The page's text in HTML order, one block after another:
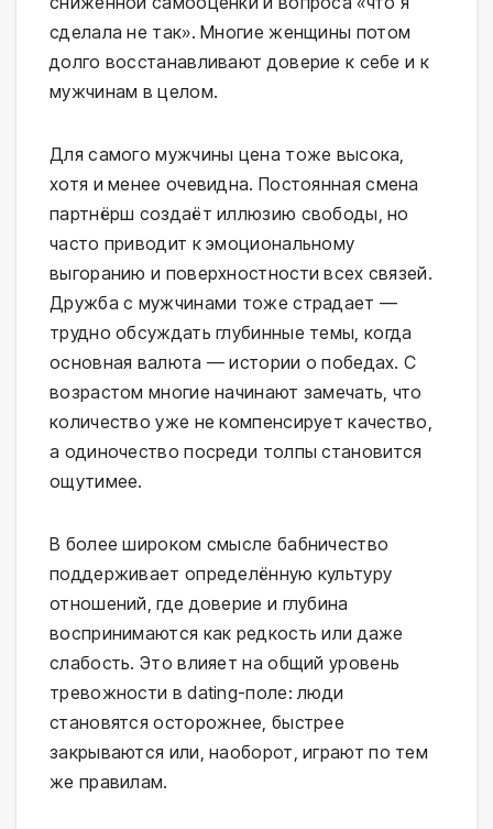
сделала не так». Многие женщины потом
долго восстанавливают доверие к себе и к
мужчинам в целом.
Для самого мужчины цена тоже высока,
хотя и менее очевидна. Постоянная смена
партнёрш создаёт иллюзию свободы, но
часто приводит к эмоциональному
выгоранию и поверхностности всех связей.
Дружба с мужчинами тоже страдает —
трудно обсуждать глубинные темы, когда
основная валюта — истории о победах. С
возрастом многие начинают замечать, что
количество уже не компенсирует качество,
а одиночество посреди толпы становится
ощутимее.
В более широком смысле бабничество
поддерживает определённую культуру
отношений, где доверие и глубина
воспринимаются как редкость или даже
слабость. Это влияет на общий уровень
тревожности в dating-поле: люди
становятся осторожнее, быстрее
закрываются или, наоборот, играют по тем
же правилам.